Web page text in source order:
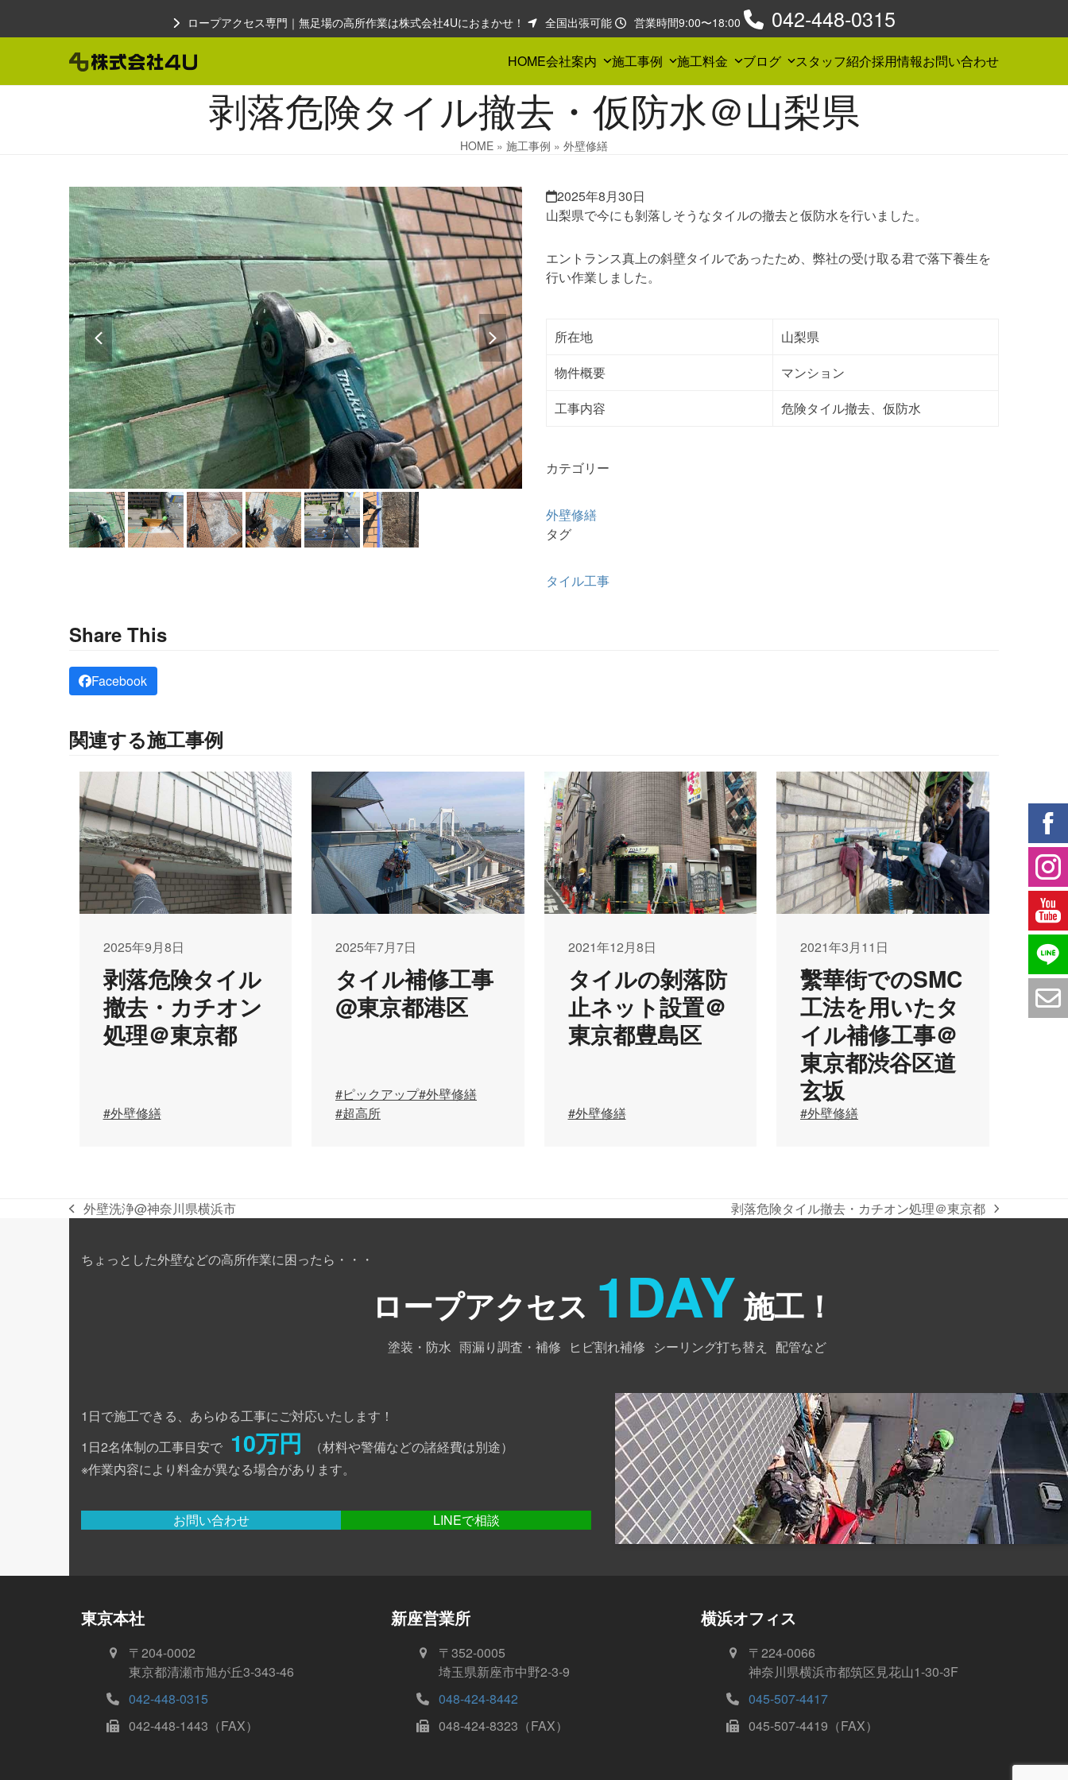
ロープアクセス専門｜無足場の高所作業は株式会社4Uにおまかせ！ 全国出張可能 営業時間9:00〜18:00 042-448-0315
HOME会社案内 施工事例 施工料金 ブログ スタッフ紹介採用情報お問い合わせ
剥落危険タイル撤去・仮防水＠山梨県
HOME » 施工事例 » 外壁修繕
previous
slide
next
slide
2025年8月30日
山梨県で今にも剝落しそうなタイルの撤去と仮防水を行いました。
エントランス真上の斜壁タイルであったため、弊社の受け取る君で落下養生を
行い作業しました。
所在地
山梨県
物件概要
マンション
工事内容
危険タイル撤去、仮防水
カテゴリー
外壁修繕
タグ
タイル工事
Share This
Facebook
関連する施工事例
2025年9月8日
剥落危険タイル
撤去・カチオン
処理＠東京都
#外壁修繕
2025年7月7日
タイル補修工事
@東京都港区
#ピックアップ#外壁修繕
#超高所
2021年12月8日
タイルの剝落防
止ネット設置＠
東京都豊島区
#外壁修繕
2021年3月11日
繫華街でのSMC
工法を用いたタ
イル補修工事＠
東京都渋谷区道
玄坂
#外壁修繕
previous
外壁洗浄@神奈川県横浜市
next
剥落危険タイル撤去・カチオン処理＠東京都
ちょっとした外壁などの高所作業に困ったら・・・
ロープアクセス 1DAY 施工！
塗装・防水 雨漏り調査・補修 ヒビ割れ補修 シーリング打ち替え 配管など
1日で施工できる、あらゆる工事にご対応いたします！
1日2名体制の工事目安で 10万円
（材料や警備などの諸経費は別途）
※作業内容により料金が異なる場合があります。
お問い合わせ LINEで相談
東京本社
〒204-0002
東京都清瀬市旭が丘3-343-46
042-448-0315
042-448-1443（FAX）
新座営業所
〒352-0005
埼玉県新座市中野2-3-9
048-424-8442
048-424-8323（FAX）
横浜オフィス
〒224-0066
神奈川県横浜市都筑区見花山1-30-3F
045-507-4417
045-507-4419（FAX）